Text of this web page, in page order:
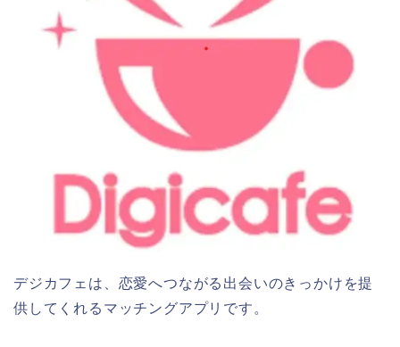
デジカフェは、恋愛へつながる出会いのきっかけを提
供してくれるマッチングアプリです。